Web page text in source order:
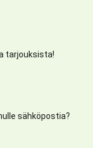
tarjouksista!
sähköpostia?